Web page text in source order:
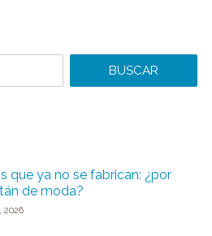
que ya no se fabrican: ¿por
de moda?
2026